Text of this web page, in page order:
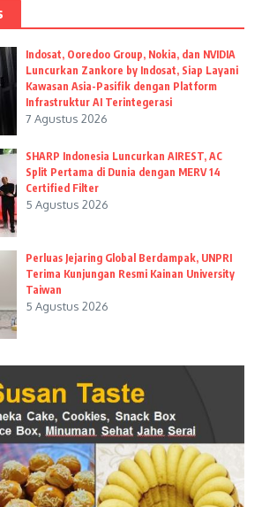
Indosat, Ooredoo Group, Nokia, dan NVIDIA
Luncurkan Zankore by Indosat, Siap Layani
Kawasan Asia-Pasifik dengan Platform
Infrastruktur AI Terintegerasi
7 Agustus 2026
SHARP Indonesia Luncurkan AIREST, AC
Split Pertama di Dunia dengan MERV 14
Certified Filter
5 Agustus 2026
Perluas Jejaring Global Berdampak, UNPRI
Terima Kunjungan Resmi Kainan University
Taiwan
5 Agustus 2026